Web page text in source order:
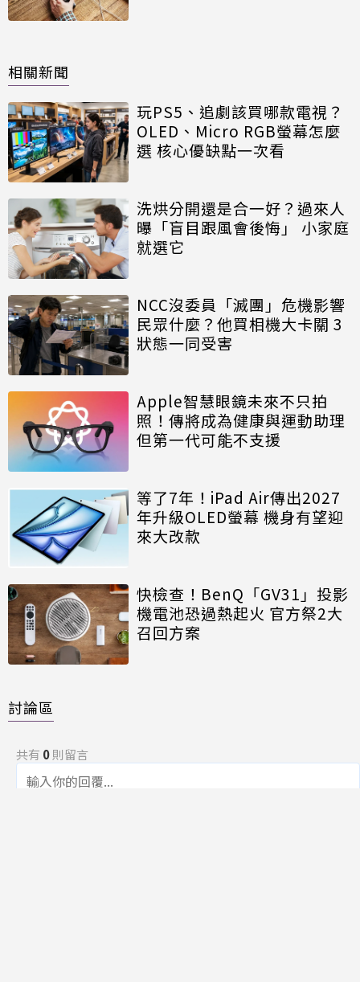
相關新聞
玩PS5、追劇該買哪款電視？
OLED、Micro RGB螢幕怎麼
選 核心優缺點一次看
洗烘分開還是合一好？過來人
曝「盲目跟風會後悔」 小家庭
就選它
NCC沒委員「滅團」危機影響
民眾什麼？他買相機大卡關 3
狀態一同受害
Apple智慧眼鏡未來不只拍
照！傳將成為健康與運動助理
但第一代可能不支援
等了7年！iPad Air傳出2027
年升級OLED螢幕 機身有望迎
來大改款
快檢查！BenQ「GV31」投影
機電池恐過熱起火 官方祭2大
召回方案
討論區
共有 0則留言